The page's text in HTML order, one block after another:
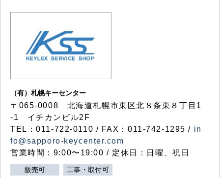
（有）札幌キーセンター
〒065-0008 北海道札幌市東区北８条東８丁目1
-1 イチカンビル2F
TEL：011-722-0110 / FAX：011-742-1295 / in
fo@sapporo-keycenter.com
営業時間：9:00〜19:00 / 定休日：日曜、祝日
販売可 工事・取付可